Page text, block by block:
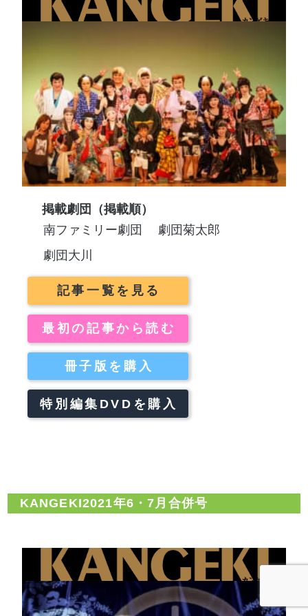
掲載劇団（掲載順）
南ファミリー劇団
劇団菊太郎
劇団大川
記事一覧を見る
最初の記事から読む
冊子版を購入
特別編集DVDを購入
KANGEKI2021年6・7月合併号